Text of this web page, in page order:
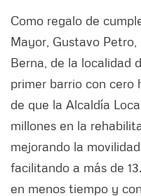
Como regalo de
Mayor, Gustavo
Berna, de la localidad
primer barrio con cero
de que la Alcaldía
millones en la
mejorando la
facilitando a más de
en menos tiempo y